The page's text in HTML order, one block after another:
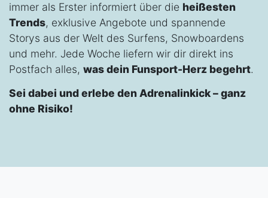
immer als Erster informiert über die heißesten
Trends, exklusive Angebote und spannende
Storys aus der Welt des Surfens, Snowboardens
und mehr. Jede Woche liefern wir dir direkt ins
Postfach alles, was dein Funsport-Herz begehrt.
Sei dabei und erlebe den Adrenalinkick – ganz
ohne Risiko!